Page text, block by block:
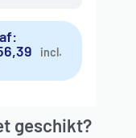
incl.
geschikt?